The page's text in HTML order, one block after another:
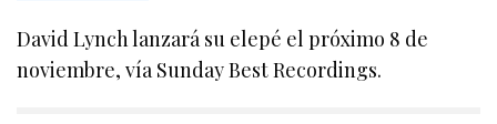
David Lynch lanzará su elepé el próximo 8 de
noviembre, vía Sunday Best Recordings.